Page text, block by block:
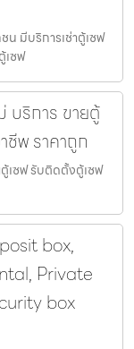
มีบริการเช่าตู้เซฟ
เซฟ
บริการ ขายตู้
ชีพ ราคาถูก
เซฟ รับติดตั้งตู้เซฟ
box,
Private
box